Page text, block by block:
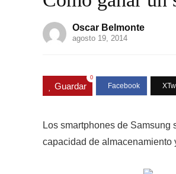
Oscar Belmonte
agosto 19, 2014
Guardar
0
Los smartphones de
capacidad de almacenamiento